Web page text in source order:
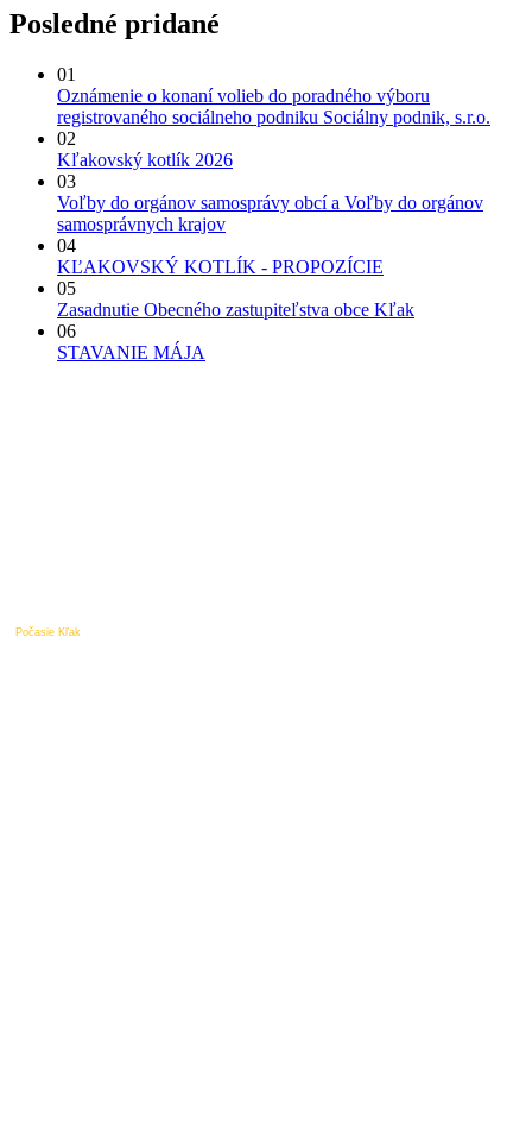
Posledné pridané
01
Oznámenie o konaní volieb do poradného výboru
registrovaného sociálneho podniku Sociálny podnik, s.r.o.
02
Kľakovský kotlík 2026
03
Voľby do orgánov samosprávy obcí a Voľby do orgánov
samosprávnych krajov
04
KĽAKOVSKÝ KOTLÍK - PROPOZÍCIE
05
Zasadnutie Obecného zastupiteľstva obce Kľak
06
STAVANIE MÁJA
Počasie Kľak